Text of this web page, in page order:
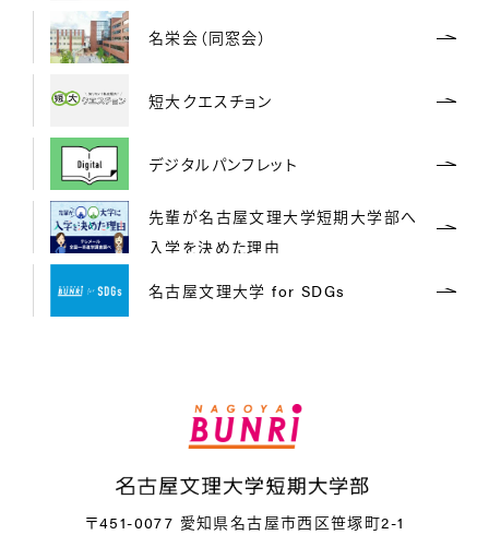
名栄会（同窓会）
短大クエスチョン
デジタルパンフレット
先輩が名古屋文理大学短期大学部へ
入学を決めた理由
名古屋文理大学 for SDGs
〒451-0077 愛知県名古屋市西区笹塚町2-1